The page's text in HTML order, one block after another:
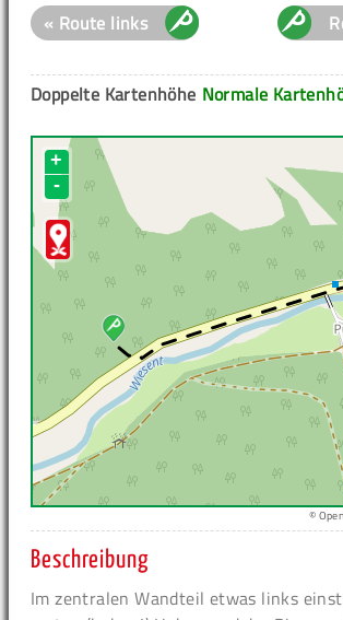
« Route links
Normale
Doppelte Kartenhöhe
+
-
©
Beschreibung
Im zentralen Wandteil etwas links